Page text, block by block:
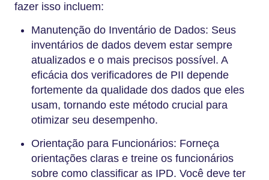
fazer isso incluem:
Manutenção do Inventário de Dados: Seus
inventários de dados devem estar sempre
atualizados e o mais precisos possível. A
eficácia dos verificadores de PII depende
fortemente da qualidade dos dados que eles
usam, tornando este método crucial para
otimizar seu desempenho.
Orientação para Funcionários: Forneça
orientações claras e treine os funcionários
sobre como classificar as IPD. Você deve ter